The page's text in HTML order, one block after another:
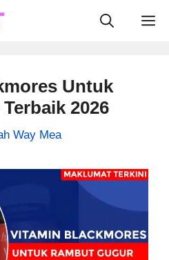
Untuk
2026
Way Mea